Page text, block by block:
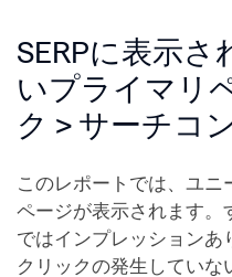
SERPに表示
いプライマリ
ク > サーチコ
このレポートでは、ユニ
ページが表示されます。
ではインプレッションあ
クリックの発生していな